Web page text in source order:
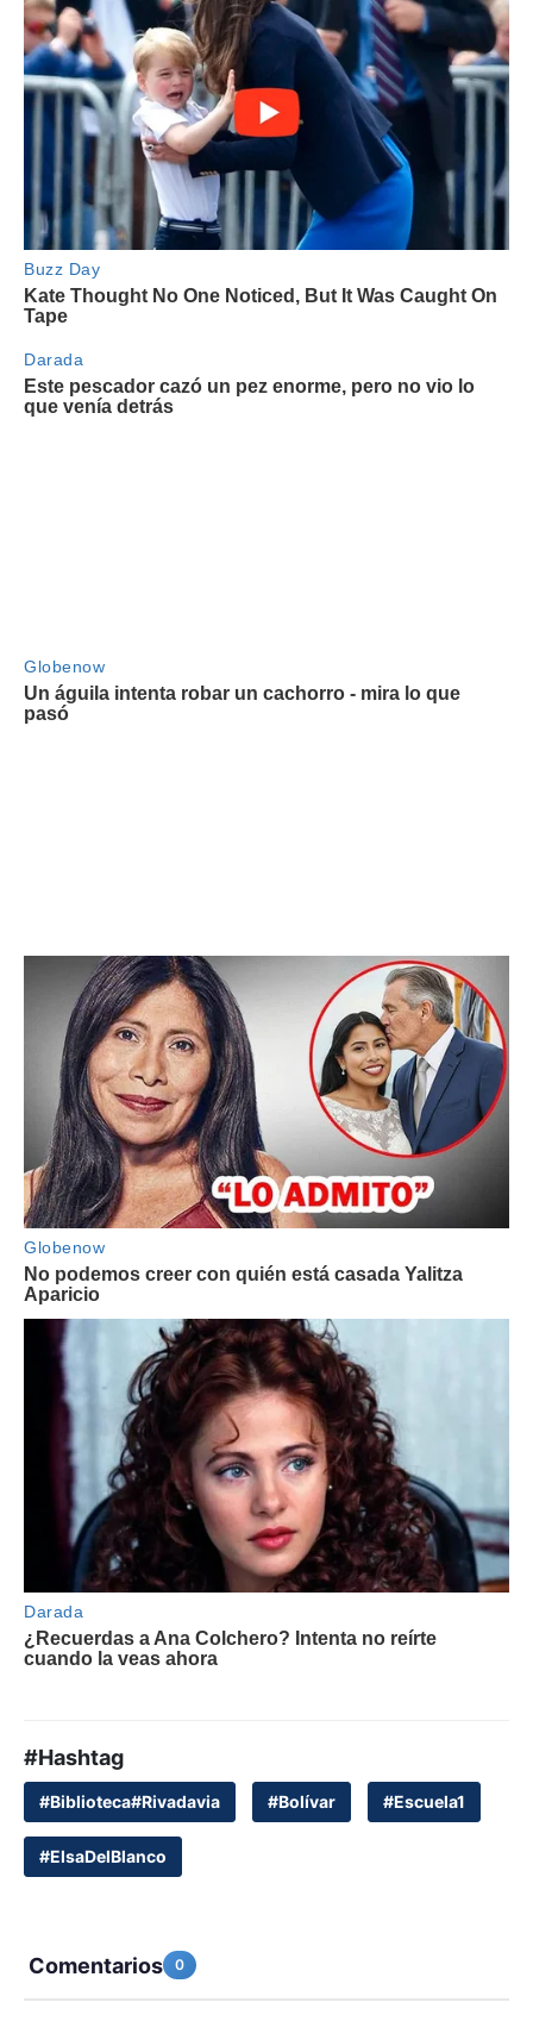
#Hashtag
#Biblioteca#Rivadavia #Bolívar #Escuela1
#ElsaDelBlanco
Comentarios 0